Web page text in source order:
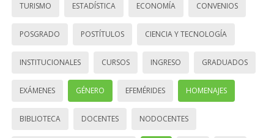
TURISMO ESTADÍSTICA ECONOMÍA CONVENIOS
POSGRADO POSTÍTULOS CIENCIA Y TECNOLOGÍA
INSTITUCIONALES CURSOS INGRESO GRADUADOS
EXÁMENES GÉNERO EFEMÉRIDES HOMENAJES
BIBLIOTECA DOCENTES NODOCENTES